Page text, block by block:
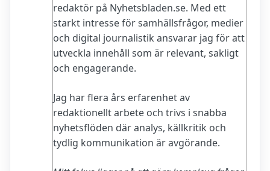
redaktör på Nyhetsbladen.se. Med ett
starkt intresse för samhällsfrågor, medier
och digital journalistik ansvarar jag för att
utveckla innehåll som är relevant, sakligt
och engagerande.
Jag har flera års erfarenhet av
redaktionellt arbete och trivs i snabba
nyhetsflöden där analys, källkritik och
tydlig kommunikation är avgörande.